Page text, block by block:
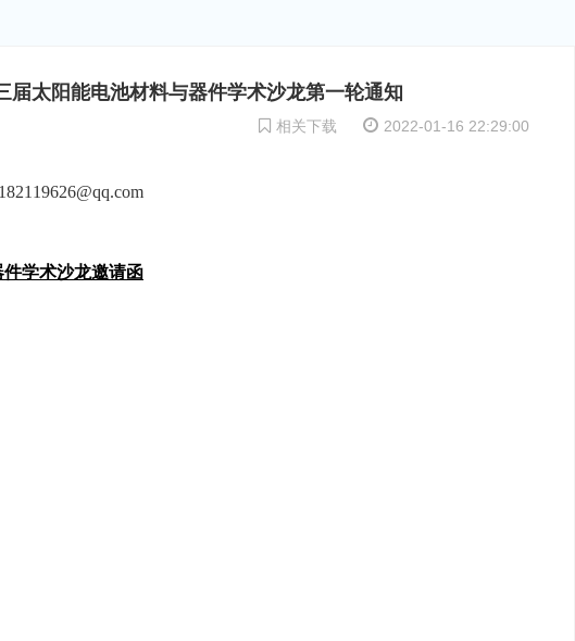
太阳能电池材料与器件学术沙龙第一轮通知
相关下载 2022-01-16 22:29:00
学术沙龙邀请函